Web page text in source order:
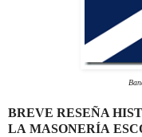
BREVE RESEÑA
LA MASONERÍA